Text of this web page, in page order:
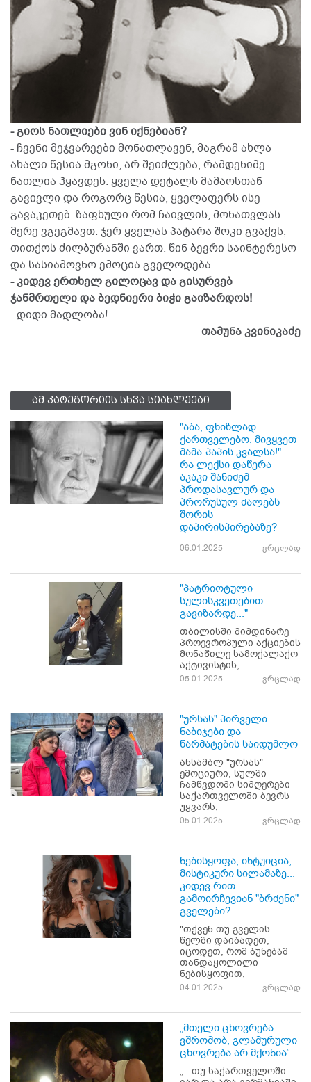
- გიოს ნათლიები ვინ იქნებიან?
- ჩვენი მეჯვარეები მონათლავენ, მაგრამ ახლა
ახალი წესია მგონი, არ შეიძლება, რამდენიმე
ნათლია ჰყავდეს. ყველა დეტალს მამაოსთან
გავივლი და როგორც წესია, ყველაფერს ისე
გავაკეთებ. ზაფხული რომ ჩაივლის, მონათვლას
მერე ვგეგმავთ. ჯერ ყველას პატარა შოკი გვაქვს,
თითქოს ძილბურანში ვართ. წინ ბევრი საინტერესო
და სასიამოვნო ემოცია გველოდება.
- კიდევ ერთხელ გილოცავ და გისურვებ
ჯანმრთელი და ბედნიერი ბიჭი გაიზარდოს!
- დიდი მადლობა!
თამუნა კვინიკაძე
ამ კატეგორიის სხვა სიახლეები
"აბა, ფხიზლად
ქართველებო, მივყვეთ
მამა-პაპის კვალსა!" -
რა ლექსი დაწერა
აკაკი შანიძემ
პროდასავლურ და
პრორუსულ ძალებს
შორის
დაპირისპირებაზე?
06.01.2025 ვრცლად
"პატრიოტული
სულისკვეთებით
გავიზარდე..."
თბილისში მიმდინარე
პროევროპული აქციების
მონაწილე სამოქალაქო
აქტივისტის,
05.01.2025 ვრცლად
"ურსას" პირველი
ნაბიჯები და
წარმატების საიდუმლო
ანსამბლ "ურსას"
ემოციური, სულში
ჩამწვდომი სიმღერები
საქართველოში ბევრს
უყვარს,
05.01.2025 ვრცლად
ნებისყოფა, ინტუიცია,
მისტიკური სილამაზე...
კიდევ რით
გამოირჩევიან "ბრძენი"
გველები?
"თქვენ თუ გველის
წელში დაიბადეთ,
იცოდეთ, რომ ბუნებამ
თანდაყოლილი
ნებისყოფით,
04.01.2025 ვრცლად
„მთელი ცხოვრება
ვშრომობ, გლამურული
ცხოვრება არ მქონია“
„.. თუ საქართველოში